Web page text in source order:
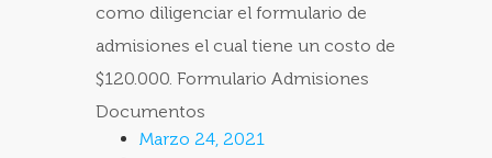
como diligenciar el formulario de
admisiones el cual tiene un costo de
$120.000. Formulario Admisiones
Documentos
Marzo 24, 2021